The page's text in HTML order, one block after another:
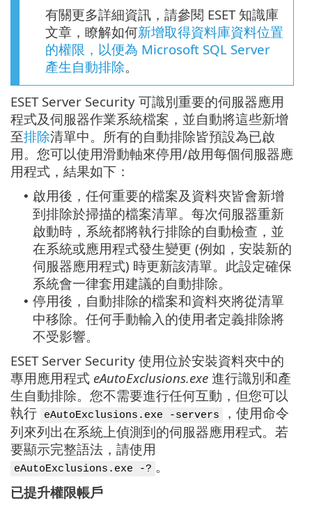
有關更多詳細資訊，請參閱 ESET 知識庫
文章，瞭解如何新增取得資料庫資料位置
的權限，以便為 Microsoft SQL Server
產生自動排除。
ESET Server Security 可識別重要的伺服器應用
程式及伺服器作業系統檔案，並自動將這些新增
至排除清單中。所有的自動排除皆預設為已啟
用。您可以使用滑動軸來停用/啟用每個伺服器應
用程式，結果如下：
• 啟用後，任何重要的檔案及資料夾皆會新增
到排除於掃描的檔案清單。每次伺服器重新
啟動時，系統都將執行排除的自動檢查，並
在系統或應用程式發生變更 (例如，安裝新的
伺服器應用程式) 時更新該清單。此設定確保
系統會一律套用建議的自動排除。
• 停用後，自動排除的檔案和資料夾將從清單
中移除。任何手動輸入的使用者定義排除將
不受影響。
ESET Server Security 使用位於安裝資料夾中的
專用應用程式 eAutoExclusions.exe 進行識別和產
生自動排除。您不需要進行任何互動，但您可以
執行
eAutoExclusions.exe -servers
，使用命令
列來列出在系統上偵測到的伺服器應用程式。若
要顯示完整語法，請使用
eAutoExclusions.exe -? 。
已提升權限帳戶